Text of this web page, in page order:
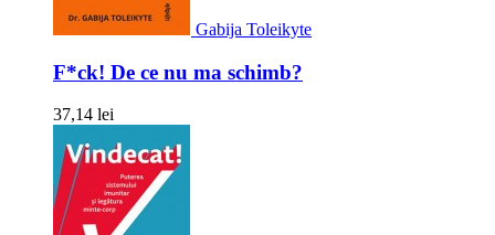
Gabija Toleikyte
F*ck! De ce nu ma schimb?
37,14 lei